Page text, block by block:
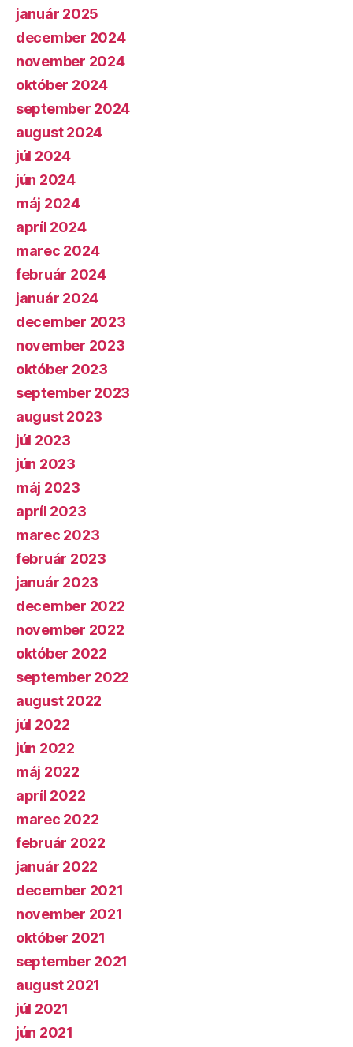
január 2025
december 2024
november 2024
október 2024
september 2024
august 2024
júl 2024
jún 2024
máj 2024
apríl 2024
marec 2024
február 2024
január 2024
december 2023
november 2023
október 2023
september 2023
august 2023
júl 2023
jún 2023
máj 2023
apríl 2023
marec 2023
február 2023
január 2023
december 2022
november 2022
október 2022
september 2022
august 2022
júl 2022
jún 2022
máj 2022
apríl 2022
marec 2022
február 2022
január 2022
december 2021
november 2021
október 2021
september 2021
august 2021
júl 2021
jún 2021